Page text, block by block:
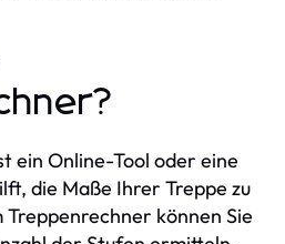
ein Online-Tool oder eine
die Maße Ihrer Treppe zu
können Sie